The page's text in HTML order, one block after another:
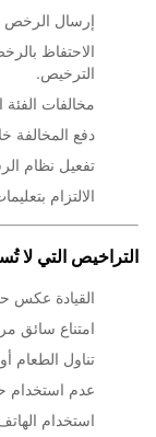
إرسال الرخص
الترخيص.
مخالفات
دفع المخالفة خلال 30 يوماً لتجنب مضاعفتها
تفعيل نظام
الالتزام
التراخيص التي لا
القيادة عكس
امتناع سائق
تناول الطعام
عدم استخدام
استخدام الهاتف